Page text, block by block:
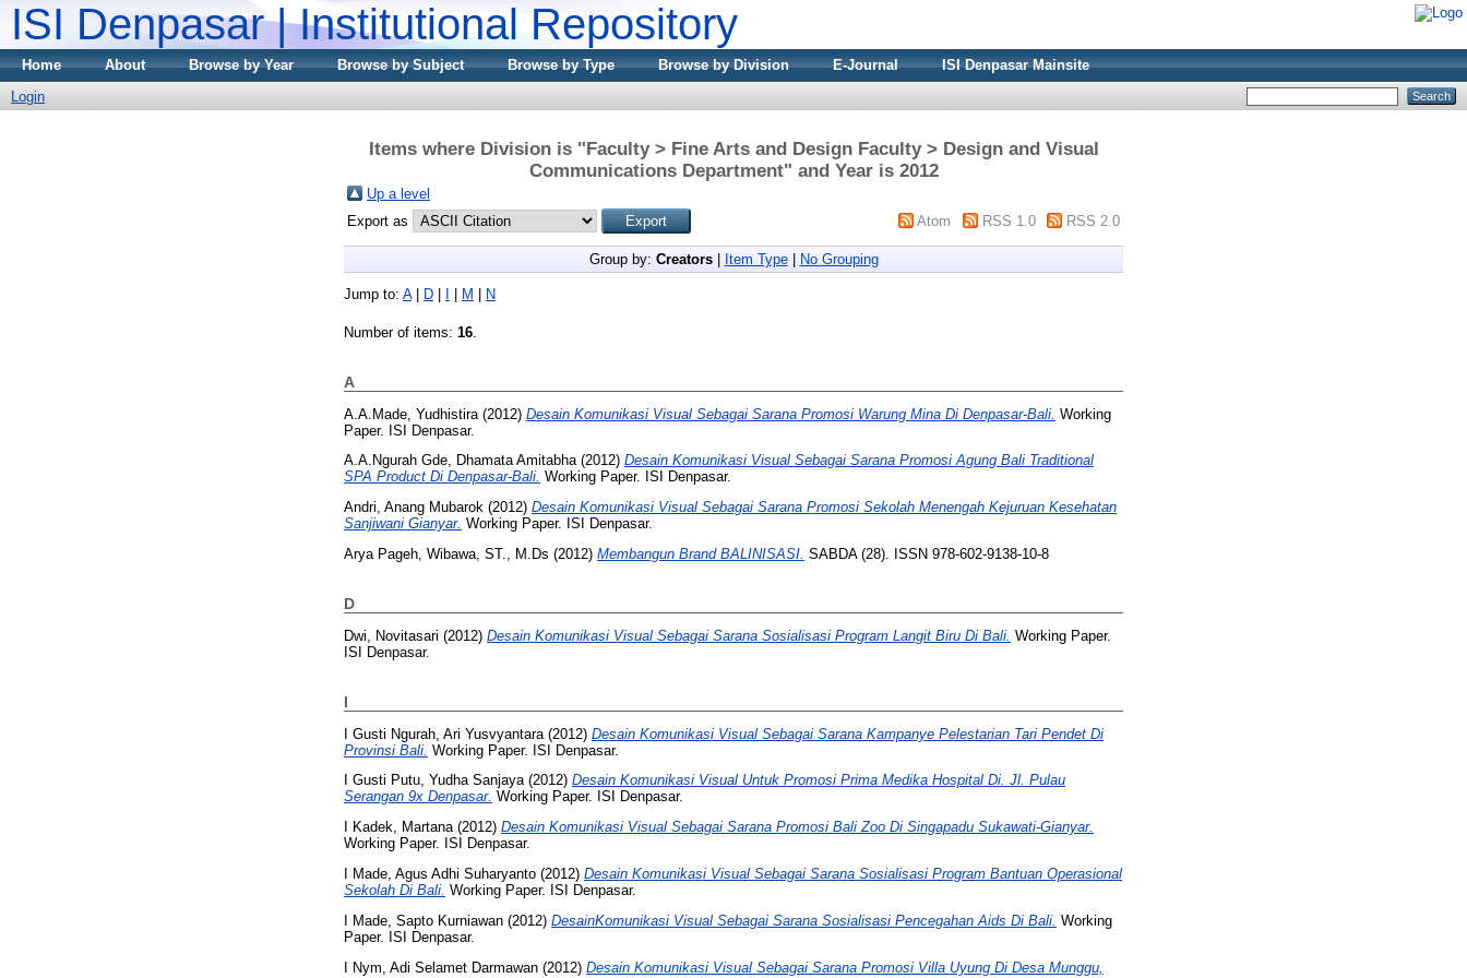
ISI Denpasar | Institutional Repository
Home About Browse by Year Browse by Subject Browse by Type Browse by Division E-Journal
ISI Denpasar Mainsite
Login
Items where Division is "Faculty > Fine Arts and Design Faculty > Design and Visual
Communications Department" and Year is 2012
Up a level
Export as
Atom RSS 1.0 RSS 2.0
Group by: Creators| Item Type| No Grouping
Jump to: A| D M N
Number of items: 16
A
A.A.Made, Yudhistira (2012) Desain Komunikasi Visual Sebagai Sarana Promosi Warung Mina Di Denpasar-Bali. Working
Paper. ISI Denpasar.
A.A.Ngurah Gde, Dhamata Amitabha(2012) Desain Komunikasi Visual Sebagai Sarana Promosi Agung Bali Traditional
SPA Product Di Denpasar-Bali. Working Paper. ISI Denpasar.
Andri, Anang Mubarok (2012) Desain Komunikasi Visual Sebagai Sarana Promosi Sekolah Menengah Kejuruan Kesehatan
Sanjiwani Gianyar. Working Paper. ISI Denpasar.
Arya Pageh, Wibawa, ST., M.Ds (2012) Membangun Brand BALINISASI. SABDA (28). ISSN 978-602-9138-10-8
D
Dwi, Novitasari (2012) Desain Komunikasi Visual Sebagai Sarana Sosialisasi Program Langit Biru Di Bali. Working Paper.
ISI Denpasar.
I
I Gusti Ngurah, Ari Yusvyantara (2012) Desain Komunikasi Visual Sebagai Sarana Kampanye Pelestarian Tari Pendet Di
Provinsi Bali. Working Paper. ISI Denpasar.
I Gusti Putu, Yudha Sanjaya(2012) Desain Komunikasi Visual Untuk Promosi Prima Medika Hospital Di. Jl. Pulau
Serangan 9x Denpasar. Working Paper. ISI Denpasar.
I Kadek, Martana(2012) Desain Komunikasi Visual Sebagai Sarana Promosi Bali Zoo Di Singapadu Sukawati-Gianyar.
Working Paper. ISI Denpasar.
I Made, Agus Adhi Suharyanto (2012) Desain Komunikasi Visual Sebagai Sarana Sosialisasi Program Bantuan Operasional
Sekolah Di Bali. Working Paper. ISI Denpasar.
I Made, Sapto Kurniawan (2012) DesainKomunikasi Visual Sebagai Sarana Sosialisasi Pencegahan Aids Di Bali. Working
Paper. ISI Denpasar.
I Nym, Adi Selamet Darmawan (2012) Desain Komunikasi Visual Sebagai Sarana Promosi Villa Uyung Di Desa Munggu,